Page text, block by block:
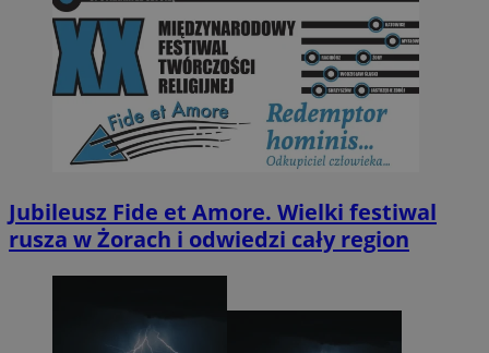
Jubileusz Fide et Amore. Wielki festiwal
rusza w Żorach i odwiedzi cały region